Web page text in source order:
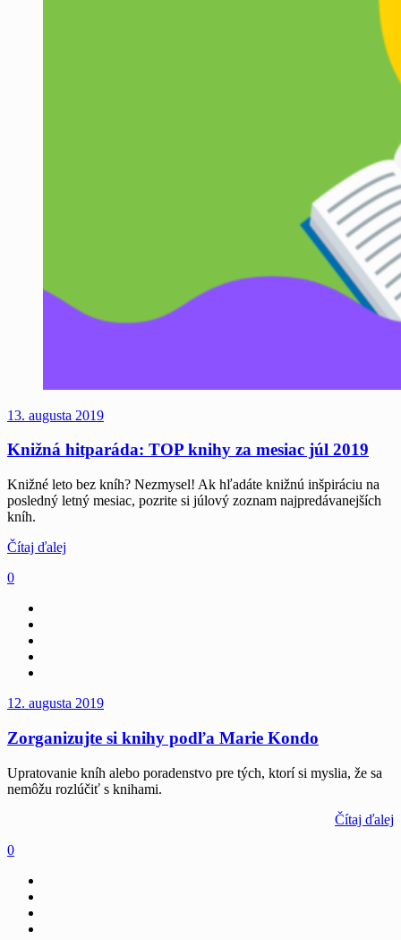
13. augusta 2019
Knižná hitparáda: TOP knihy za mesiac júl 2019
Knižné leto bez kníh? Nezmysel! Ak hľadáte knižnú inšpiráciu na
posledný letný mesiac, pozrite si júlový zoznam najpredávanejších
kníh.
Čítaj ďalej
0
12. augusta 2019
Zorganizujte si knihy podľa Marie Kondo
Upratovanie kníh alebo poradenstvo pre tých, ktorí si myslia, že sa
nemôžu rozlúčiť s knihami.
Čítaj ďalej
0